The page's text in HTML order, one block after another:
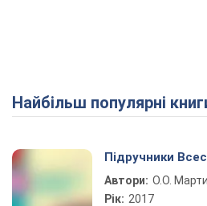
Найбільш популярні
Підручники
Автори: О.О.
Рік: 2017